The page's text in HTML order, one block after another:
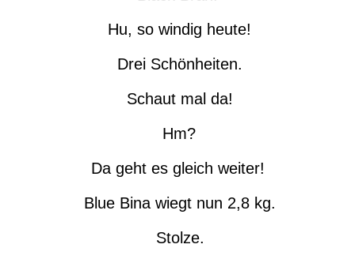
Hu, so windig heute!
Drei Schönheiten.
Schaut mal da!
Hm?
Da geht es gleich weiter!
Blue Bina wiegt nun 2,8 kg.
Stolze.